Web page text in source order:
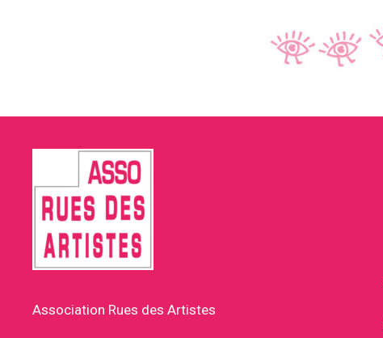
Association Rues des Artistes